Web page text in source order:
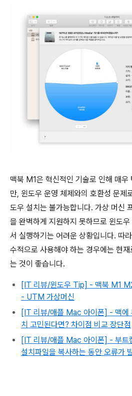
맥북 M1은 혁신적인 기술로 인해 매우
만, 윈도우 운영 체제와의 호환성 문제
도우 설치는 불가능합니다. 가상 머신
을 완벽하게 지원하지 못하므로 윈도
서 실행하기는 어려운 상황입니다. 따
수적으로 사용해야 하는 경우에는 현
는 것이 좋습니다.
[IT 리뷰/윈도우 Tip] - 맥북 M1
- UTM 가상머신
[IT 리뷰/애플 Mac 아이폰] - 맥에
치 고민된다면? 차이점 비교 장단점
[IT 리뷰/애플 Mac 아이폰] - 부트
설치파일을 복사하는 동안 오류가